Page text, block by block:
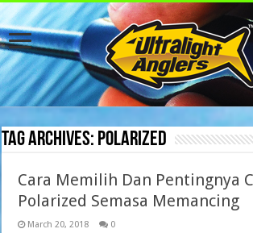
Tag Archives: polarized
Cara Memilih Dan Pentingnya
Polarized Semasa Memancing
March 20, 2018 0